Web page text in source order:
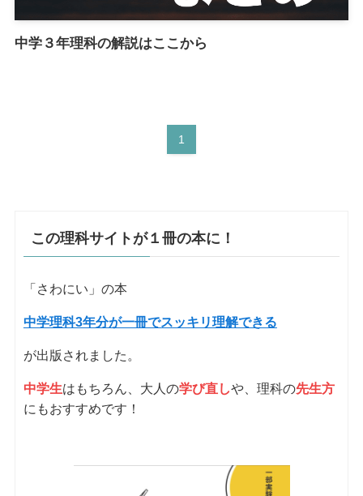
中学３年理科の解説はここから
1
この理科サイトが１冊の本に！
「さわにい」の本
中学理科3年分が一冊でスッキリ理解できる
が出版されました。
中学生はもちろん、大人の学び直しや、理科の先生方
にもおすすめです！